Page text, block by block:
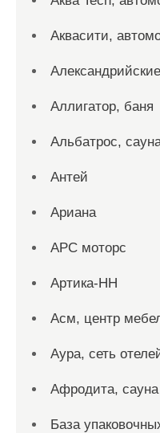
Аквасити,
Аллигатор, баня
Альбатрос,
Антей
Ариана
АРС моторс
Артика-НН
Асм, центр
Аура, сеть
Афродита, сауна
База